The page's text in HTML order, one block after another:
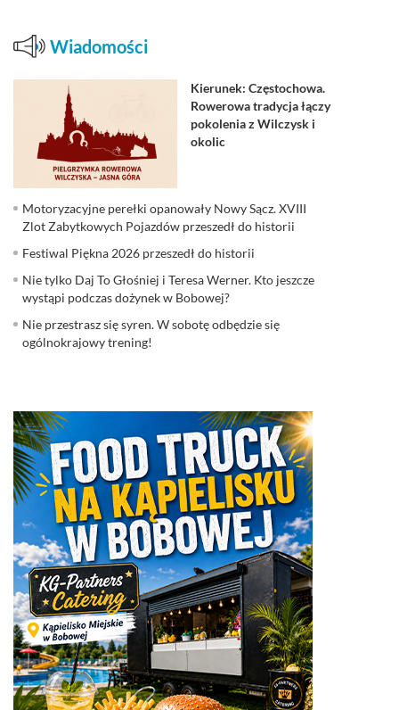
Wiadomości
Kierunek: Częstochowa.
Rowerowa tradycja łączy
pokolenia z Wilczysk i
okolic
Motoryzacyjne perełki opanowały Nowy Sącz. XVIII
Zlot Zabytkowych Pojazdów przeszedł do historii
Festiwal Piękna 2026 przeszedł do historii
Nie tylko Daj To Głośniej i Teresa Werner. Kto jeszcze
wystąpi podczas dożynek w Bobowej?
Nie przestrasz się syren. W sobotę odbędzie się
ogólnokrajowy trening!